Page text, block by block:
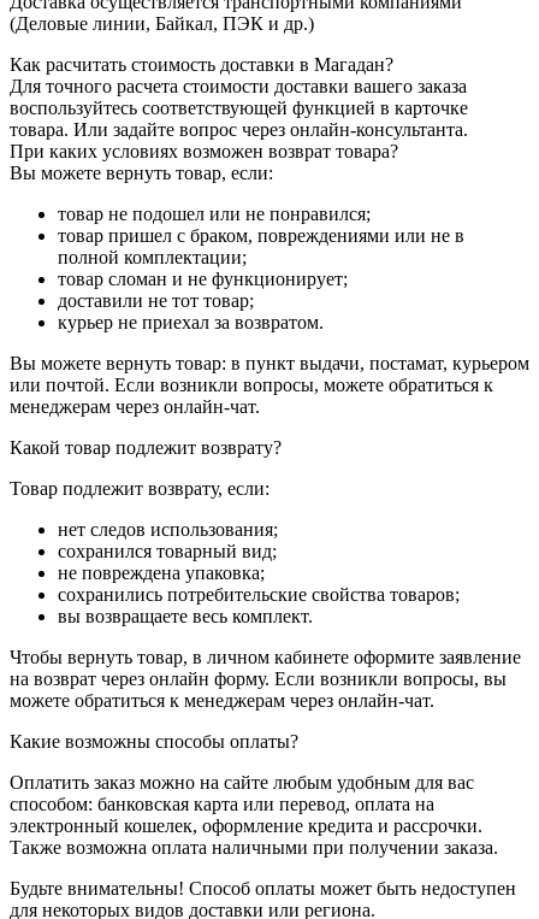
(Деловые линии, Байкал, ПЭК и др.)
Как расчитать стоимость доставки в Магадан?
Для точного расчета стоимости доставки вашего заказа
воспользуйтесь соответствующей функцией в карточке
товара. Или задайте вопрос через онлайн-консультанта.
При каких условиях возможен возврат товара?
Вы можете вернуть товар, если:
товар не подошел или не понравился;
товар пришел с браком, повреждениями или не в
полной комплектации;
товар сломан и не функционирует;
доставили не тот товар;
курьер не приехал за возвратом.
Вы можете вернуть товар: в пункт выдачи, постамат, курьером
или почтой. Если возникли вопросы, можете обратиться к
менеджерам через онлайн-чат.
Какой товар подлежит возврату?
Товар подлежит возврату, если:
нет следов использования;
сохранился товарный вид;
не повреждена упаковка;
сохранились потребительские свойства товаров;
вы возвращаете весь комплект.
Чтобы вернуть товар, в личном кабинете оформите заявление
на возврат через онлайн форму. Если возникли вопросы, вы
можете обратиться к менеджерам через онлайн-чат.
Какие возможны способы оплаты?
Оплатить заказ можно на сайте любым удобным для вас
способом: банковская карта или перевод, оплата на
электронный кошелек, оформление кредита и рассрочки.
Также возможна оплата наличными при получении заказа.
Будьте внимательны! Способ оплаты может быть недоступен
для некоторых видов доставки или региона.